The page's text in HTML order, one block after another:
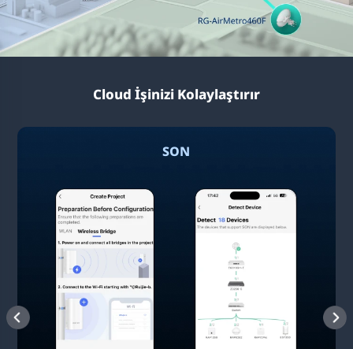
Cloud İşinizi Kolaylaştırır
SON